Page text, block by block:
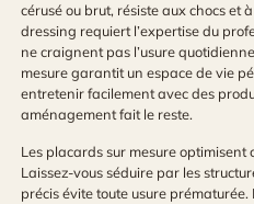
cérusé ou brut, résiste aux chocs et
dressing requiert l’expertise du
ne craignent pas l’usure
mesure garantit un espace de vie
entretenir facilement avec des
aménagement fait le reste.
Les placards sur mesure optimisent
Laissez-vous séduire par les
précis évite toute usure